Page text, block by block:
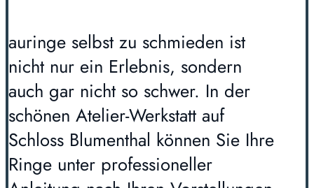
auringe selbst zu schmieden ist
nicht nur ein Erlebnis, sondern
auch gar nicht so schwer. In der
schönen Atelier-Werkstatt auf
Schloss Blumenthal können Sie Ihre
Ringe unter professioneller